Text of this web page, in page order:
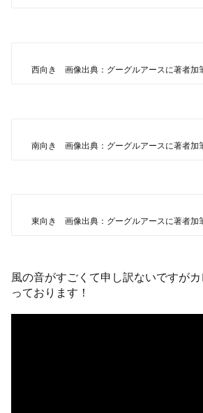
西向き 画像出典：グーグルアースに著者加
南向き 画像出典：グーグルアースに著者加
東向き 画像出典：グーグルアースに著者加
風の音がすごくて申し訳ないですが
っております！